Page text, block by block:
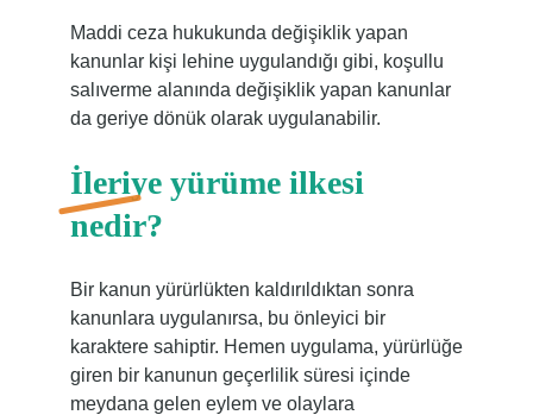
Maddi ceza hukukunda değişiklik yapan
kanunlar kişi lehine uygulandığı gibi, koşullu
salıverme alanında değişiklik yapan kanunlar
da geriye dönük olarak uygulanabilir.
İleriye yürüme ilkesi
nedir?
Bir kanun yürürlükten kaldırıldıktan sonra
kanunlara uygulanırsa, bu önleyici bir
karaktere sahiptir. Hemen uygulama, yürürlüğe
giren bir kanunun geçerlilik süresi içinde
meydana gelen eylem ve olaylara